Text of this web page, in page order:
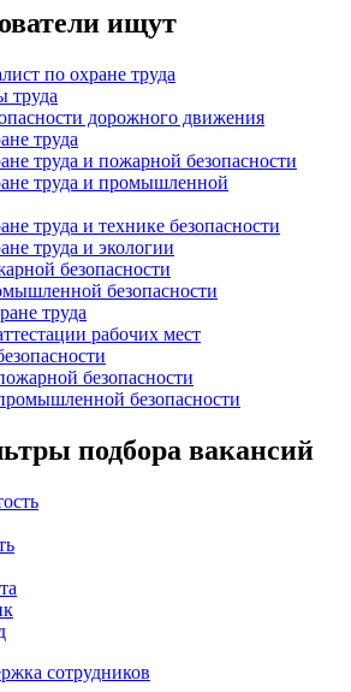
ищут
по охране труда
труда
дорожного движения
труда
труда и пожарной безопасности
труда и промышленной
труда и технике безопасности
труда и экологии
безопасности
безопасности
труда
рабочих мест
безопасности
безопасности
подбора вакансий
сотрудников